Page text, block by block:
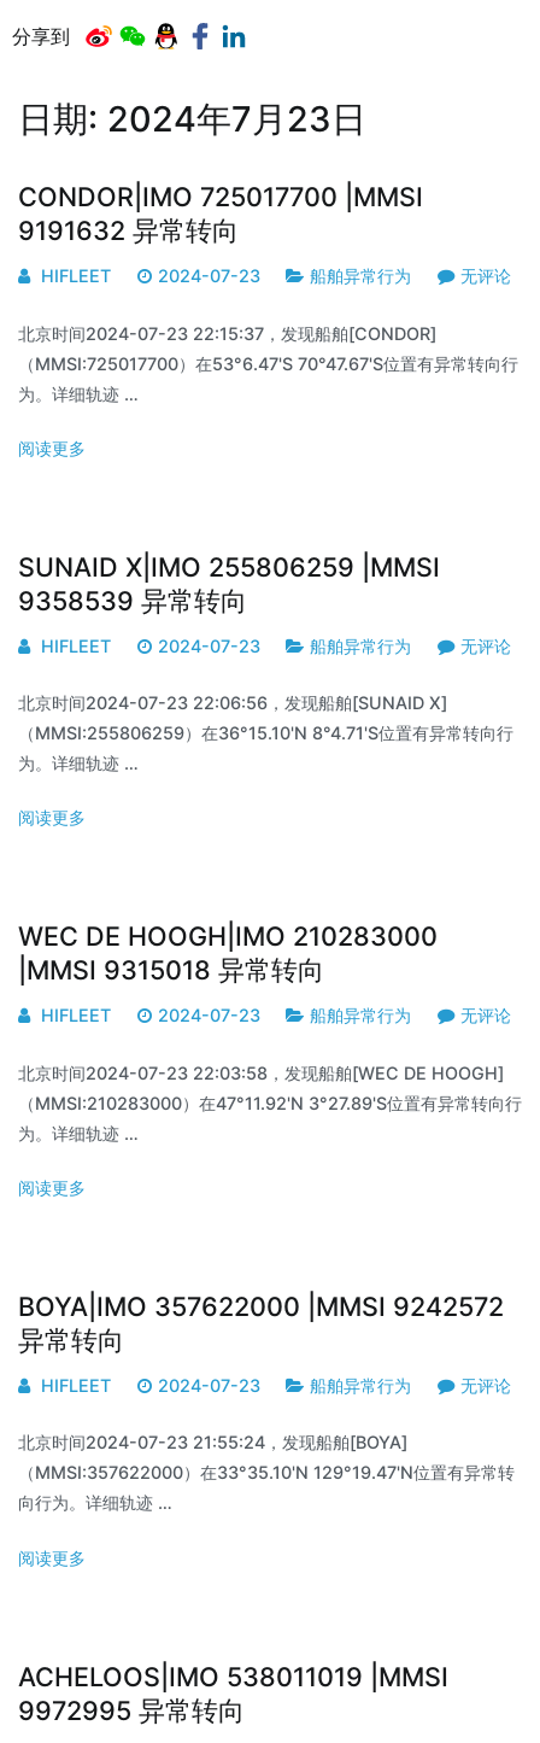
分享到
日期: 2024年7月23日
CONDOR|IMO 725017700 |MMSI
9191632 异常转向
HIFLEET 2024-07-23 船舶异常行为 无评论
北京时间2024-07-23 22:15:37，发现船舶[CONDOR]
（MMSI:725017700）在53°6.47'S 70°47.67'S位置有异常转向行
为。详细轨迹 …
阅读更多
SUNAID X|IMO 255806259 |MMSI
9358539 异常转向
HIFLEET 2024-07-23 船舶异常行为 无评论
北京时间2024-07-23 22:06:56，发现船舶[SUNAID X]
（MMSI:255806259）在36°15.10'N 8°4.71'S位置有异常转向行
为。详细轨迹 …
阅读更多
WEC DE HOOGH|IMO 210283000
|MMSI 9315018 异常转向
HIFLEET 2024-07-23 船舶异常行为 无评论
北京时间2024-07-23 22:03:58，发现船舶[WEC DE HOOGH]
（MMSI:210283000）在47°11.92'N 3°27.89'S位置有异常转向行
为。详细轨迹 …
阅读更多
BOYA|IMO 357622000 |MMSI 9242572
异常转向
HIFLEET 2024-07-23 船舶异常行为 无评论
北京时间2024-07-23 21:55:24，发现船舶[BOYA]
（MMSI:357622000）在33°35.10'N 129°19.47'N位置有异常转
向行为。详细轨迹 …
阅读更多
ACHELOOS|IMO 538011019 |MMSI
9972995 异常转向